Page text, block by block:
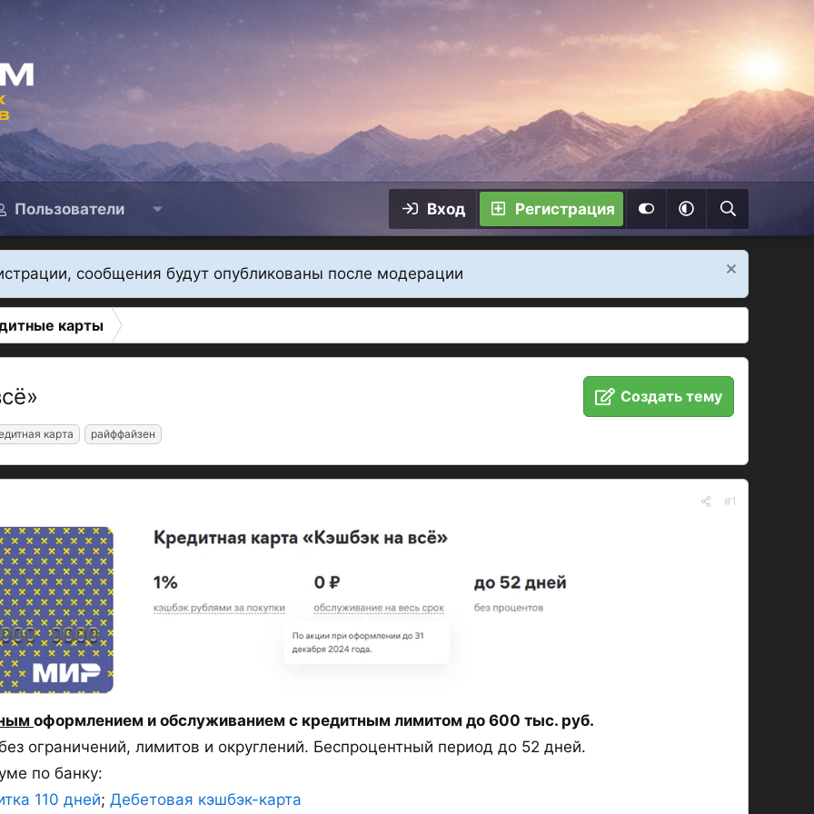
Пользователи Вход Регистрация
сообщения будут опубликованы после модерации
карты
Создать тему
карта райффайзен
#1
оформлением и обслуживанием с кредитным лимитом до 600 тыс. руб.
ограничений, лимитов и округлений. Беспроцентный период до 52 дней.
по банку:
110 дней; Дебетовая кэшбэк-карта